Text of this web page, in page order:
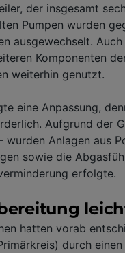
der insgesamt
Pumpen wurden
ausgewechselt.
Komponenten
weiterhin genutzt.
eine Anpassung,
Aufgrund der
wurden Anlagen aus
sowie die
erfolgte.
hatten vorab
durch